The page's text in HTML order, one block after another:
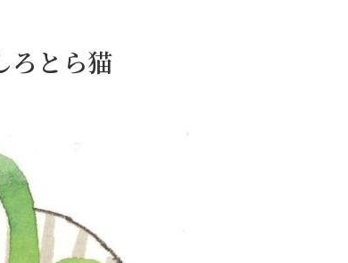
ろとら猫